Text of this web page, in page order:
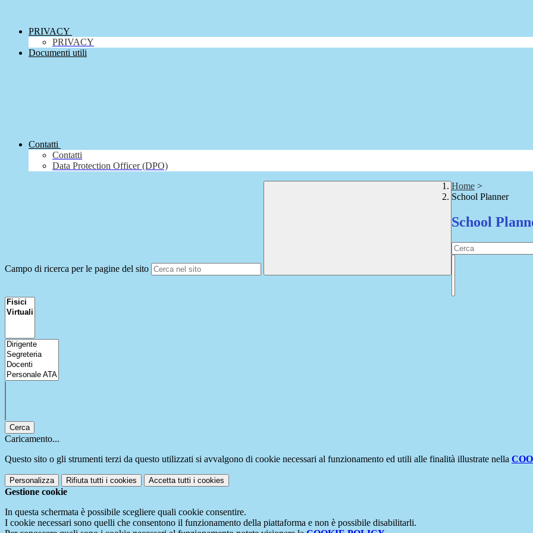
PRIVACY
PRIVACY
Documenti utili
Contatti
Contatti
Data Protection Officer (DPO)
Campo di ricerca per le pagine del sito
Home >
School Planner
School
Cerca
Caricamento...
Questo sito o gli strumenti terzi da questo utilizzati si avvalgono di cookie necessari al funzionamento ed utili alle finalità illustrate nella
Personalizza Rifiuta tutti i cookies Accetta tutti i cookies
Gestione cookie
In questa schermata è possibile scegliere quali cookie consentire.
I cookie necessari sono quelli che consentono il funzionamento della piattaforma e non è possibile disabilitarli.